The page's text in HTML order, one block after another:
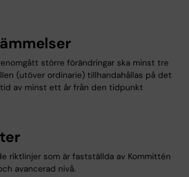
större förändringar ska minst tre
(utöver ordinarie) tillhandahållas på det
av minst ett år från den tidpunkt
riktlinjer som är fastställda av Kommittén
avancerad nivå.